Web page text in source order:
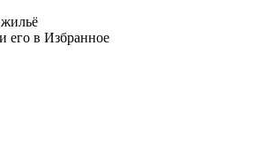
жильё
его в Избранное